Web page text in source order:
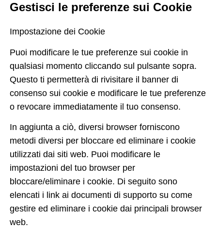
Gestisci le preferenze sui Cookie
Impostazione dei Cookie
Puoi modificare le tue preferenze sui cookie in
qualsiasi momento cliccando sul pulsante sopra.
Questo ti permetterà di rivisitare il banner di
consenso sui cookie e modificare le tue preferenze
o revocare immediatamente il tuo consenso.
In aggiunta a ciò, diversi browser forniscono
metodi diversi per bloccare ed eliminare i cookie
utilizzati dai siti web. Puoi modificare le
impostazioni del tuo browser per
bloccare/eliminare i cookie. Di seguito sono
elencati i link ai documenti di supporto su come
gestire ed eliminare i cookie dai principali browser
web.